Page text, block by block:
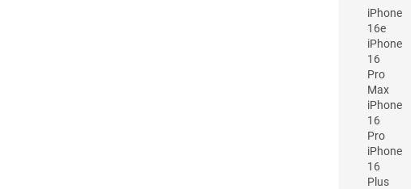
iPhone
16e
iPhone
16
Pro
Max
iPhone
16
Pro
iPhone
16
Plus